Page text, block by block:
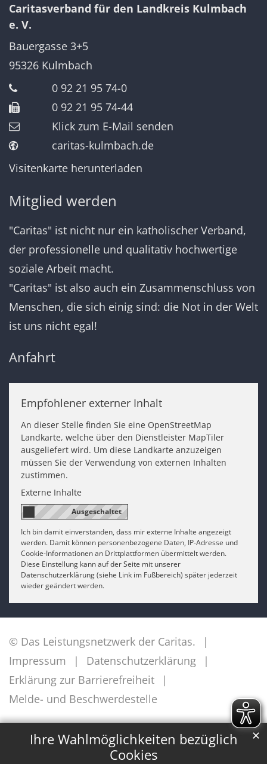
Ihre Wahlmöglichkeiten bezüglich
Cookies
✕
Caritasverband für den Landkreis Kulmbach
e. V.
Bauergasse 3+5
95326 Kulmbach
0 92 21 95 74-0
0 92 21 95 74-44
Klick zum E-Mail senden
caritas-kulmbach.de
Visitenkarte herunterladen
Mitglied werden
"Caritas" ist nicht nur ein katholischer Verband,
der professionelle und qualitativ hochwertige
soziale Arbeit macht.
"Caritas" ist also auch ein Zusammenschluss von
Menschen, die sich einig sind: die Not in der Welt
ist uns nicht egal!
Anfahrt
Empfohlener externer Inhalt
An dieser Stelle finden Sie eine OpenStreetMap
Landkarte, welche über den Dienstleister MapTiler
ausgeliefert wird. Um diese Landkarte anzuzeigen
müssen Sie der Verwendung von externen Inhalten
zustimmen.
Externe Inhalte
Ich bin damit einverstanden, dass mir externe Inhalte angezeigt
werden. Damit können personenbezogene Daten, IP-Adresse und
Cookie-Informationen an Drittplattformen übermittelt werden.
Diese Einstellung kann auf der Seite mit unserer
Datenschutzerklärung (siehe Link im Fußbereich) später jederzeit
wieder geändert werden.
© Das Leistungsnetzwerk der Caritas.
Impressum
Datenschutzerklärung
Erklärung zur Barrierefreiheit
Melde- und Beschwerdestelle